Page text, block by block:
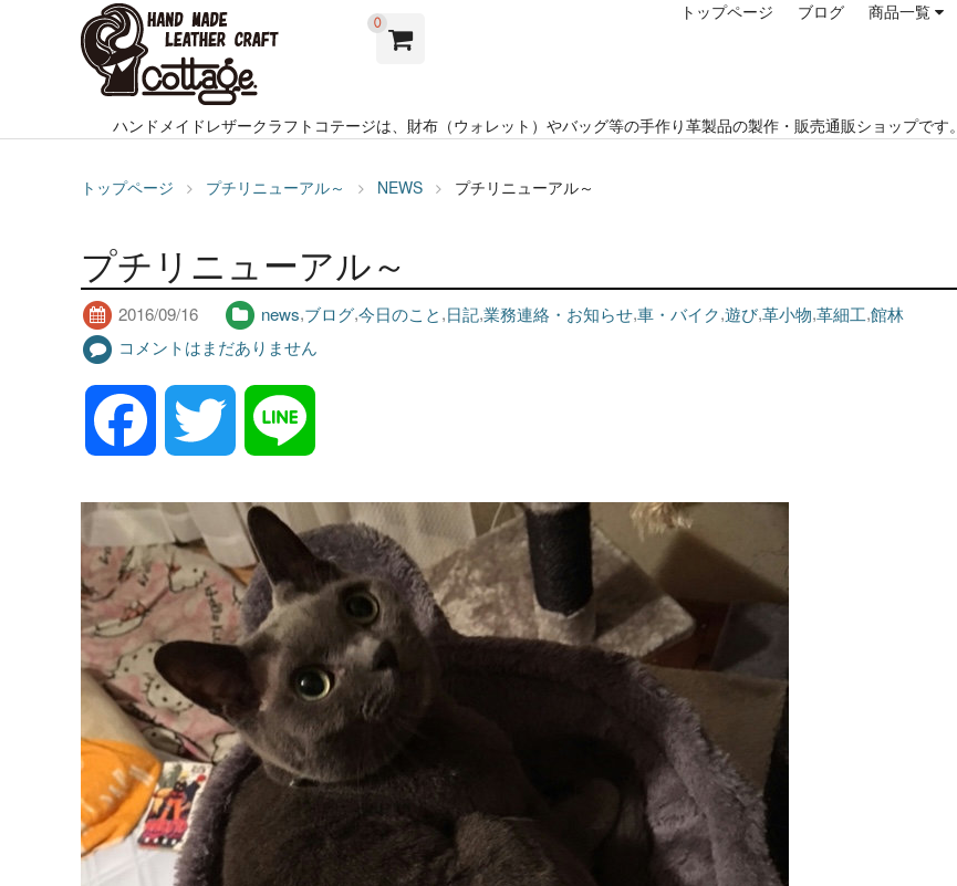
0
トップページ ブログ 商品一覧
ハンドメイドレザークラフトコテージは、財布（ウォレット）やバッグ等の手作り革製品の製作・販売通販ショップです。
トップページ プチリニューアル～ NEWS プチリニューアル～
プチリニューアル～
2016/09/16 news,ブログ,今日のこと,日記,業務連絡・お知らせ,車・バイク,遊び,革小物,革細工,館林
コメントはまだありません
c
e
b
o
o
i
t
e
n